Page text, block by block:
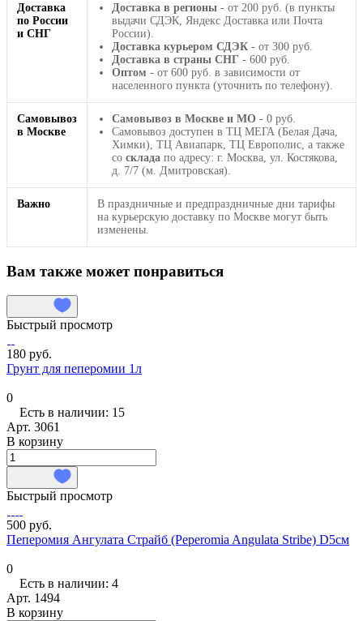
Доставка
по России
и СНГ
Доставка в регионы - от 200 руб. (в пункты
выдачи СДЭК, Яндекс Доставка или Почта
России).
Доставка курьером СДЭК - от 300 руб.
Доставка в страны СНГ - 600 руб.
Оптом - от 600 руб. в зависимости от
населенного пункта (уточнить по телефону).
Самовывоз
в Москве
Самовывоз в Москве и МО - 0 руб.
Самовывоз доступен в ТЦ МЕГА (Белая Дача,
Химки), ТЦ Авиапарк, ТЦ Европолис, а также
со склада по адресу: г. Москва, ул. Костякова,
д. 7/7 (м. Дмитровская).
Важно
В праздничные и предпраздничные дни тарифы
на курьерскую доставку по Москве могут быть
изменены.
Вам также может понравиться
Быстрый просмотр
180 руб.
Грунт для пеперомии 1л
0
Есть в наличии: 15
Арт. 3061
В корзину
Быстрый просмотр
500 руб.
Пеперомия Ангулата Страйб (Peperomia Angulata Stribe) D5см
0
Есть в наличии: 4
Арт. 1494
В корзину